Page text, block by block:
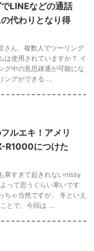
LINEなどの通話
代わりとなり得
さん、複数人でツーリング
は使用されていますか？ イ
グ中の意思疎通が可能にな
ングができる ...
ルエキ！アメリ
R1000につけた
寒すぎて起きれないnissy
って思うぐらい寒いです
ちゃ当然ですが、 冬といえ
とで、今回は ...